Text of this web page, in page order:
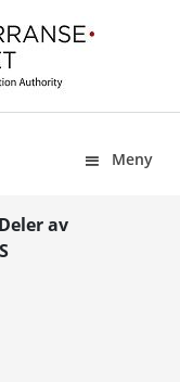
Meny
av